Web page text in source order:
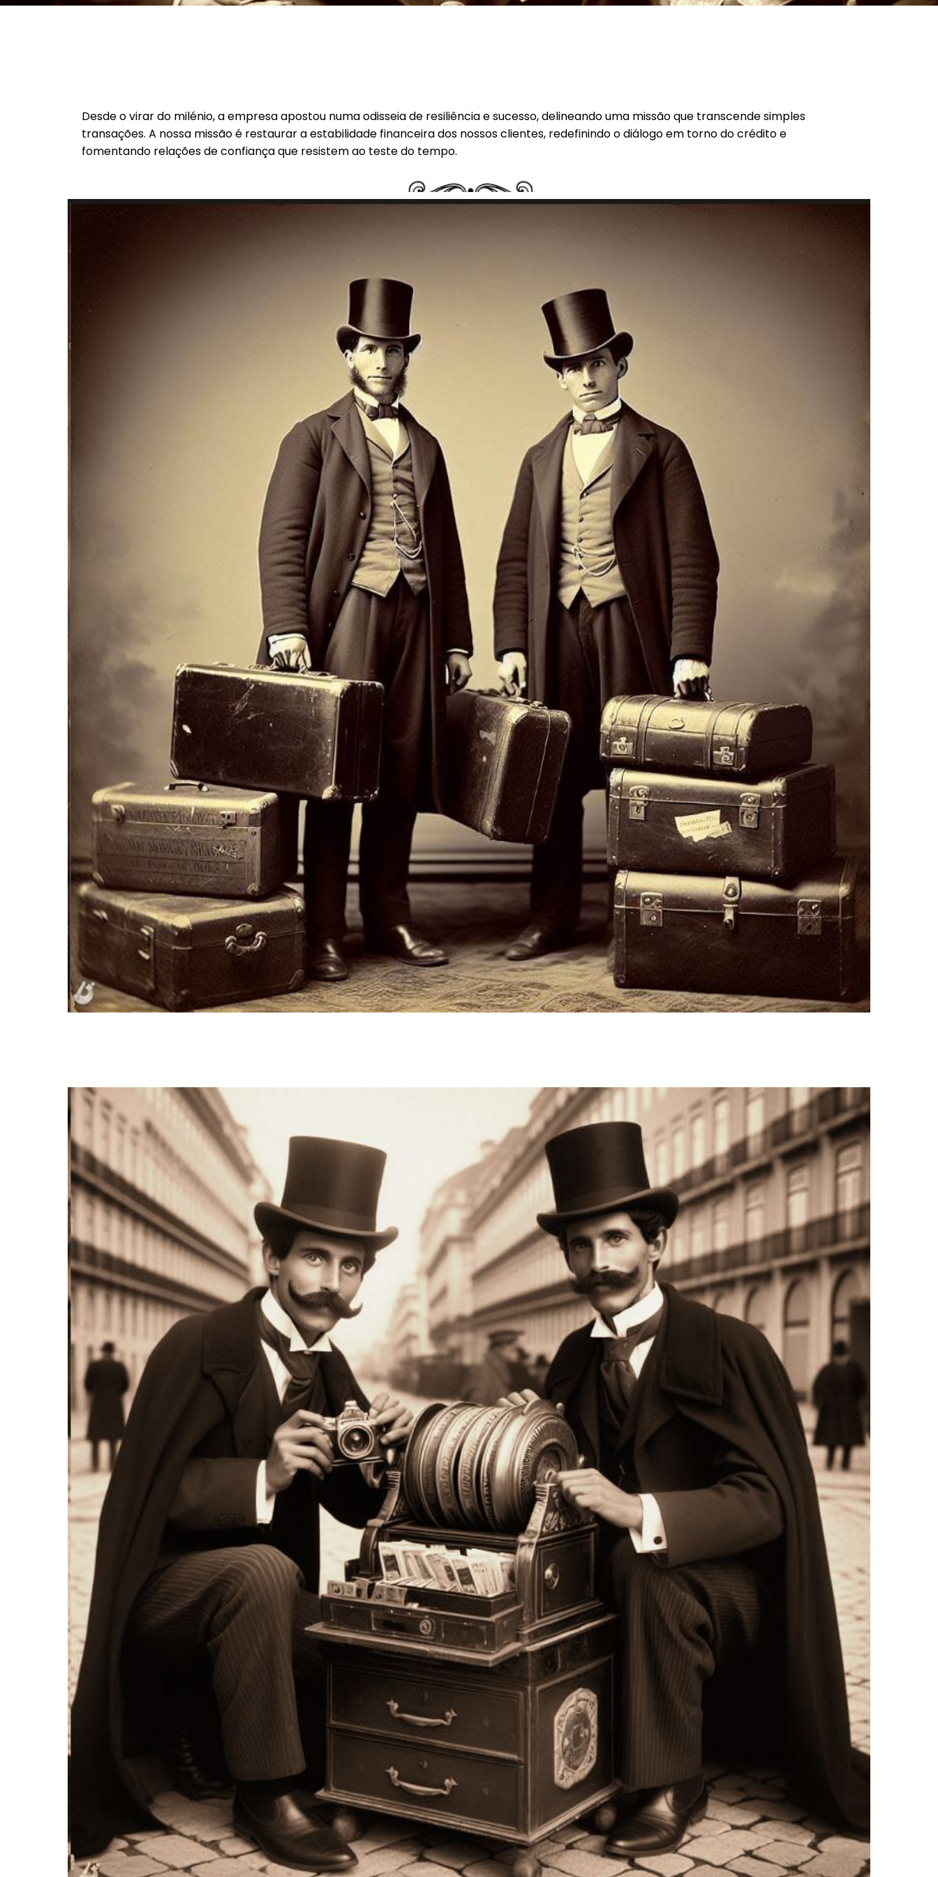
Desde o virar do milénio, a empresa apostou numa odisseia de resiliência e sucesso, delineando uma missão que transcende simples
transações. A nossa missão é restaurar a estabilidade financeira dos nossos clientes, redefinindo o diálogo em torno do crédito e
fomentando relações de confiança que resistem ao teste do tempo.